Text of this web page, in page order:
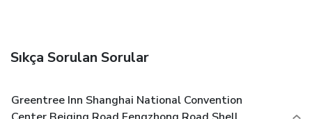
Sıkça Sorulan Sorular
Greentree Inn Shanghai National Convention